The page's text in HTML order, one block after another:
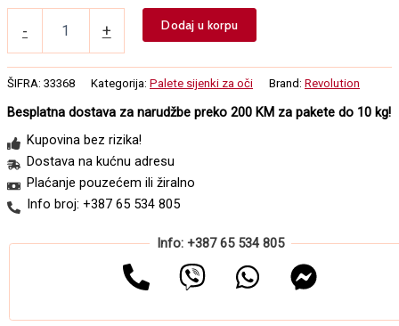
-
paleta
senki
i
pigmenata
MAKEUP
REVOLUTION
Forever
Flawless
Dynamic
Dynasty
8g
+ Dodaj u korpu
ŠIFRA: 33368 Kategorija: Palete sijenki za oči Brand: Revolution
Besplatna dostava za narudžbe preko 200 KM za pakete do 10 kg!
Kupovina bez rizika!
Dostava na kućnu adresu
Plaćanje pouzećem ili žiralno
Info broj: +387 65 534 805
Info: +387 65 534 805